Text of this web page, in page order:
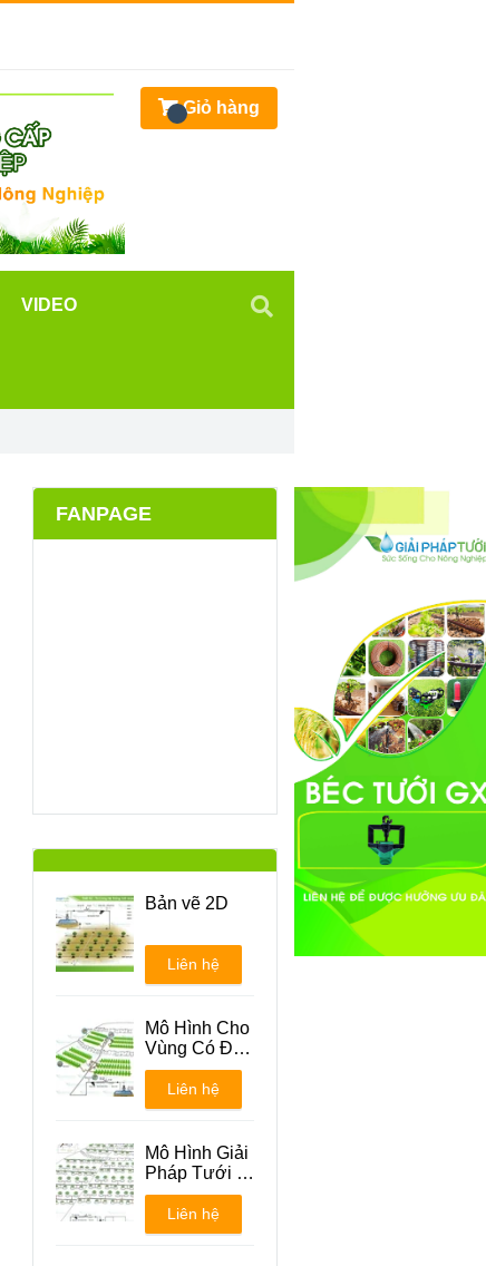
FANPAGE
Bản vẽ 2D
Liên hệ
Mô Hình Cho
Vùng Có Địa
Hình Đồi Núi
Liên hệ
Mô Hình Giải
Pháp Tưới -
Phương án 1
Liên hệ
Giỏ hàng
VIDEO